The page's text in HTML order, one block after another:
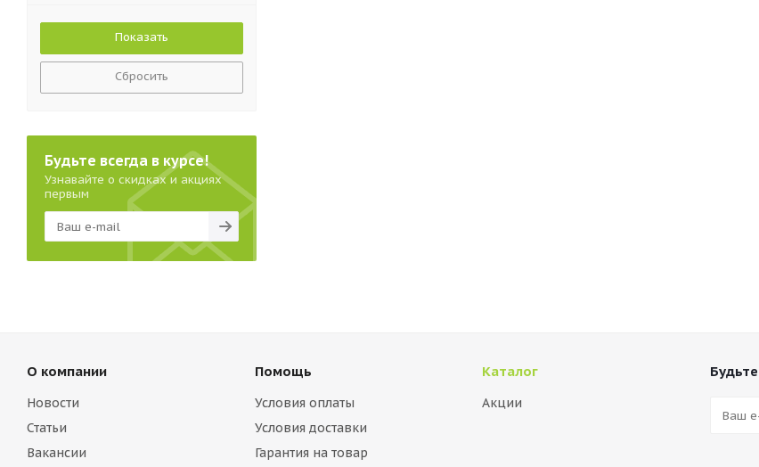
Сбросить
Будьте всегда в курсе!
Узнавайте о скидках и акциях
первым
О компании
Новости
Статьи
Вакансии
Помощь
Условия оплаты
Условия доставки
Гарантия на товар
Каталог
Акции